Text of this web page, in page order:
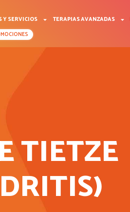
Y SERVICIOS TERAPIAS AVANZADAS
TIETZE